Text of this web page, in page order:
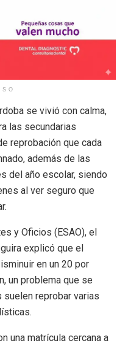
se vivió con calma,
las secundarias
reprobación que cada
además de las
del año escolar, siendo
al ver seguro que
y Oficios (ESAO), el
explicó que el
en un 20 por
un problema que se
reprobar varias
una matrícula cercana a